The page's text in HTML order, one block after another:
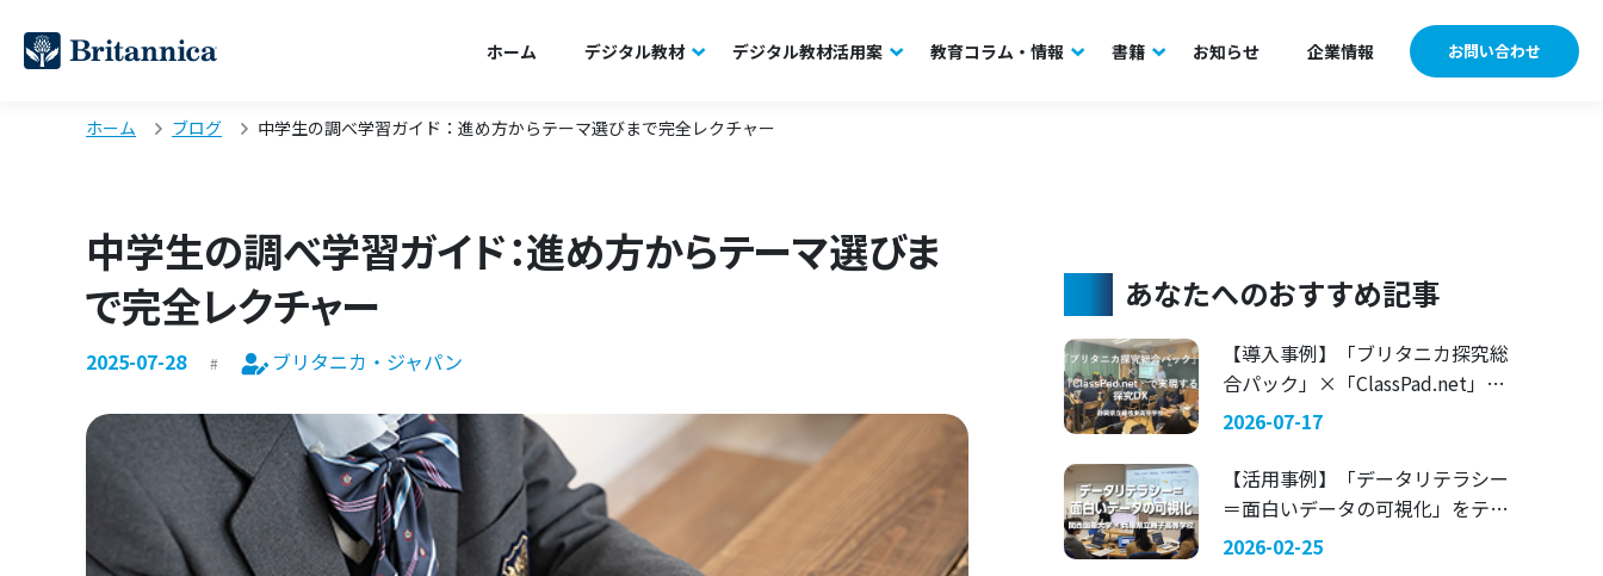
ホーム デジタル教材 デジタル教材活用案 教育コラム・情報 書籍 お知らせ 企業情報 お問い合わせ
ホーム ブログ 中学生の調べ学習ガイド：進め方からテーマ選びまで完全レクチャー
中学生の調べ学習ガイド：進め方からテーマ選びま
で完全レクチャー
2025-07-28 ブリタニカ・ジャパン
あなたへのおすすめ記事
【導入事例】「ブリタニカ探究総
合パック」×「ClassPad.net」で
実現する探究DX 〜静岡県立藤枝
2026-07-17
【活用事例】「データリテラシー
＝面白いデータの可視化」をテー
マにした探究学習 —— 関西国際大
2026-02-25